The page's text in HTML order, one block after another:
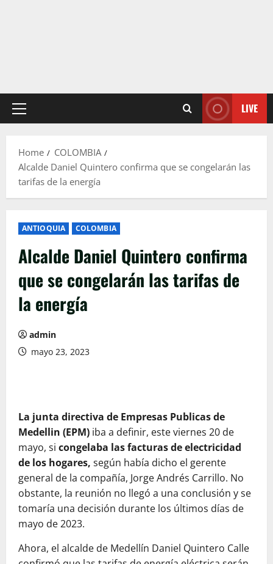
Primary
LIVE
Home
COLOMBIA
Alcalde Daniel Quintero confirma que se congelarán las
tarifas de la energía
ANTIOQUIA COLOMBIA
Alcalde Daniel Quintero confirma
que se congelarán las tarifas de
la energía
admin
mayo 23, 2023
La junta directiva de Empresas Publicas de
Medellin (EPM) iba a definir, este viernes 20 de
mayo, si congelaba las facturas de electricidad
de los hogares, según había dicho el gerente
general de la compañía, Jorge Andrés Carrillo. No
obstante, la reunión no llegó a una conclusión y se
tomaría una decisión durante los últimos días de
mayo de 2023.
Ahora, el alcalde de Medellín Daniel Quintero Calle